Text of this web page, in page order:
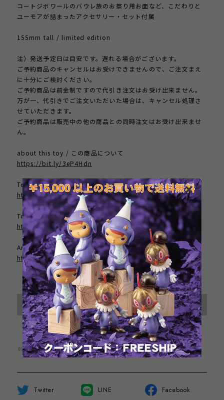
コートジボワールのバウレ族のお祭り用お面など、こだわりと
ユーモアが詰まったアクセサリー・セット付属
155mm tall / limited edition
注）発送予定日は目安です。遅れる場合がございます。
ご予約商品のキャンセルはお受けできませんので、ご注文まえ
に十分にご検討ください。
ご予約商品は前金制ですので代引き注文はお受け出来ません。
万が一、代引きでご注文いただいた場合は、キャンセル処理さ
せていただきます。
ご予約商品は販売中の他の商品との同時注文はお受け出来ませ
ん。
about this toy / この商品について
https://bit.ly/3eP4Hdn
Tomenosuke Home Page / ホームページ
http://www.tomenosuke.com/
Tomenosuke Blog / ブログ
http://tenshu53.exblog.jp/
Artist Home Page / 作者のサイト
http://www.mirock-toy.com/
International shipping available
Sold out
日本国内にお住まいの方向け
※この商品は1点までのご注文とさせていただきます。
Twitter LINE Facebook